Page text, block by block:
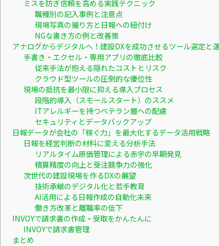
ミスを防ぎ信頼を高める実践テクニック
職種別の記入事例と注意点
現場写真の撮り方と日報への紐付け
NGな書き方の例と改善策
アナログからデジタルへ！建設DXを成功させるツール選定と
手書き・エクセル・専用アプリの徹底比較
従来手法が抱える隠れたコストとリスク
クラウド型ツールの圧倒的な優位性
現場の抵抗を最小限に抑える導入プロセス
段階的導入（スモールスタート）のススメ
ITアレルギーを持つベテラン層への配慮
セキュリティとデータバックアップ
日報データが会社の「稼ぐ力」を最大化するデータ活用戦略
日報を経営判断の材料に変える分析手法
リアルタイム原価管理による赤字の早期発見
積算精度の向上と受注競争力の強化
次世代の建設現場を作るDXの展望
技術承継のデジタル化と若手教育
AI活用による日報作成の自動化未来
働き方改革と離職率の低下
INVOYで請求書の作成・受取をかんたんに
INVOYで請求書管理
まとめ